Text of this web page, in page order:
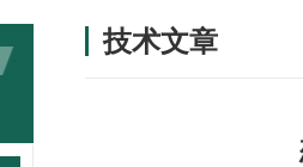
技术文章